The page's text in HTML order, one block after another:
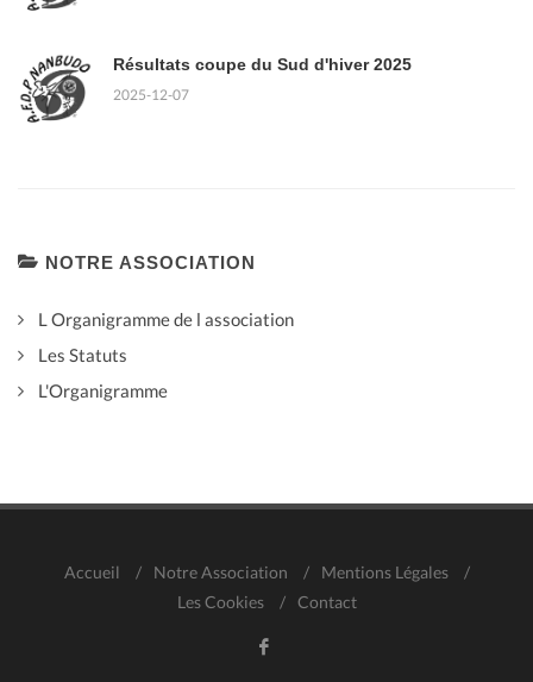
Résultats coupe du Sud d'hiver 2025
2025-12-07
NOTRE ASSOCIATION
L Organigramme de l association
Les Statuts
L'Organigramme
Accueil / Notre Association / Mentions Légales
/
Les Cookies
/ Contact